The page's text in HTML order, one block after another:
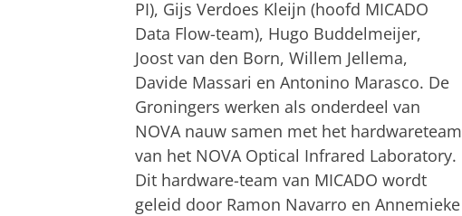
PI), Gijs Verdoes Kleijn (hoofd MICADO
Data Flow-team), Hugo Buddelmeijer,
Joost van den Born, Willem Jellema,
Davide Massari en Antonino Marasco. De
Groningers werken als onderdeel van
NOVA nauw samen met het hardwareteam
van het NOVA Optical Infrared Laboratory.
Dit hardware-team van MICADO wordt
geleid door Ramon Navarro en Annemieke